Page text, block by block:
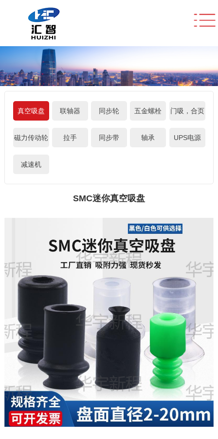
真空吸盘 联轴器 同步轮 五金螺栓 门吸，合页
磁力传动轮 拉手 同步带 轴承 UPS电源
减速机
SMC迷你真空吸盘